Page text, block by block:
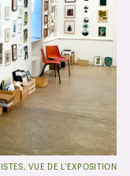
VUE DE L’EXPOSITION